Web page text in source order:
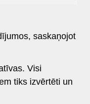
saskaņojot
Visi
tiks izvērtēti un